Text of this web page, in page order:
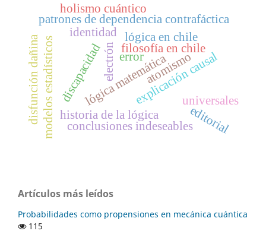
filosofía en chile
lógica en chile
identidad
lógica matemática
historia de la lógica
modelos estadísticos errorexplicación causal
patrones de dependencia contrafáctica
disfunción dañina discapacidad
universales
conclusiones indeseables
electrón atomismo
holismo cuántico
editorial
Artículos más leídos
Probabilidades como propensiones en mecánica cuántica
115